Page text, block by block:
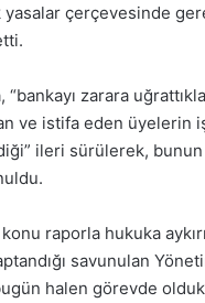
yasalar çerçevesinde
“bankayı zarara
ve istifa eden üyelerin
ileri sürülerek,
raporla hukuka
savunulan
halen görevde